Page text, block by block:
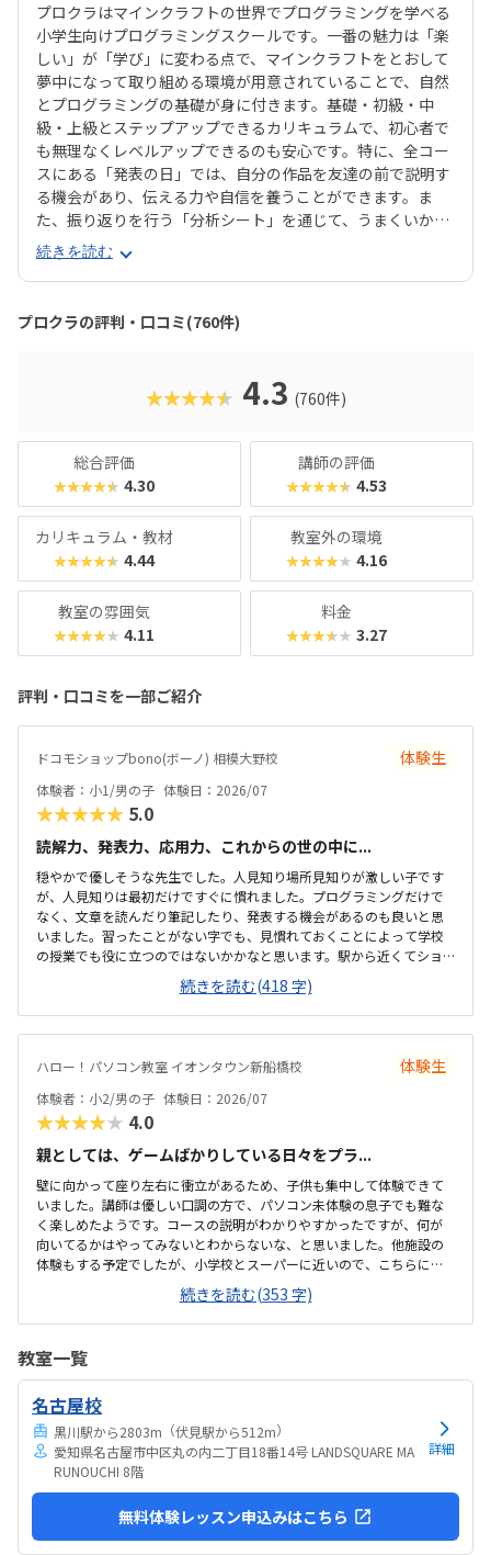
プロクラはマインクラフトの世界でプログラミングを学べる
小学生向けプログラミングスクールです。一番の魅力は「楽
しい」が「学び」に変わる点で、マインクラフトをとおして
夢中になって取り組める環境が用意されていることで、自然
とプログラミングの基礎が身に付きます。基礎・初級・中
級・上級とステップアップできるカリキュラムで、初心者で
も無理なくレベルアップできるのも安心です。特に、全コー
スにある「発表の日」では、自分の作品を友達の前で説明す
る機会があり、伝える力や自信を養うことができます。ま
た、振り返りを行う「分析シート」を通じて、うまくいかな
かった点をどう改善するかを考える習慣が身に付くのも特徴
です。さらに、講師は子どもたちの答えを引き出すコーチン
グ型指導を採用。自分で考え、解決する力を育みます。全国
600以上の教室で展開され、初めてでも安心して参加できる
無料体験も実施中。遊びながら未来につながる力を育てられ
続きを読む
プロクラの評判・口コミ(760件)
★★★★★ 4.3 (760件)
総合評価
★★★★★ 4.30
講師の評価
★★★★★ 4.53
カリキュラム・教材
★★★★★ 4.44
教室外の環境
★★★★★ 4.16
教室の雰囲気
★★★★★ 4.11
料金
★★★★★ 3.27
評判・口コミを一部ご紹介
ドコモショップbono(ボーノ) 相模大野校 体験生
体験者：小1/男の子 体験日：2026/07
★★★★★ 5.0
読解力、発表力、応用力、これからの世の中に...
穏やかで優しそうな先生でした。人見知り場所見知りが激しい子です
が、人見知りは最初だけですぐに慣れました。プログラミングだけで
なく、文章を読んだり筆記したり、発表する機会があるのも良いと思
いました。習ったことがない字でも、見慣れておくことによって学校
の授業でも役に立つのではないかかなと思います。駅から近くてショ
ッピングモールの中にあるので便利です。車で来ても授業分の駐車券
は付けてくれるそうです。ドコモショップ内なので音が気になるかと
思いましたが、扉を閉めればそんなに気になりませんでした。一面ガ
ラスなので程よい解放感で授業の様子が見れます。プログラミング教
プライベートでも使えるからいいかな、と思ってます。学校で使って
いるパソコンはタッチパネルタイプなので、キーボードは打てるかな
と心配でしたが、すぐに慣れました。コマンド１つでた...
続きを読む(418 字)
ハロー！パソコン教室 イオンタウン新船橋校 体験生
体験者：小2/男の子 体験日：2026/07
★★★★★ 4.0
親としては、ゲームばかりしている日々をプラ...
壁に向かって座り左右に衝立があるため、子供も集中して体験できて
いました。講師は優しい口調の方で、パソコン未体験の息子でも難な
く楽しめたようです。コースの説明がわかりやすかったですが、何が
向いてるかはやってみないとわからないな、と思いました。他施設の
体験もする予定でしたが、小学校とスーパーに近いので、こちらに決
めました。息子はゲーミングチェアに初めて座れて嬉しかったようで
す。開放的というよりは、落ち着いて楽しめるところが、息子には合
っていそうです。少し高いなという印象ですが、自宅のパソコンから
ました。日頃はSwitchで、マイクラやぽこあポケモンで建築を楽しん
でいます。担当の方と相談して今回のコースが向いてるんじゃないか
と勧められました。
続きを読む(353 字)
教室一覧
名古屋校
黒川駅から2803m （伏見駅から512m）
愛知県名古屋市中区丸の内二丁目18番14号 LANDSQUARE MA
RUNOUCHI 8階
詳細
無料体験レッスン申込みはこちら